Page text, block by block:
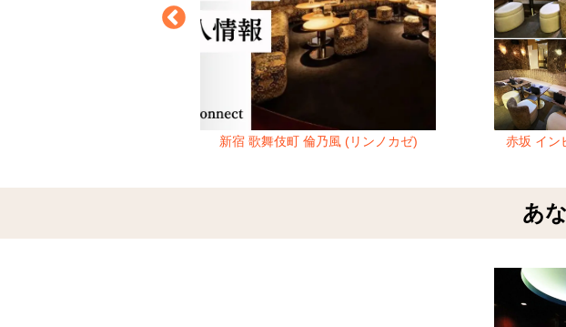
新宿 歌舞伎町 倫乃風 (リンノカゼ) 赤坂 イン
あ